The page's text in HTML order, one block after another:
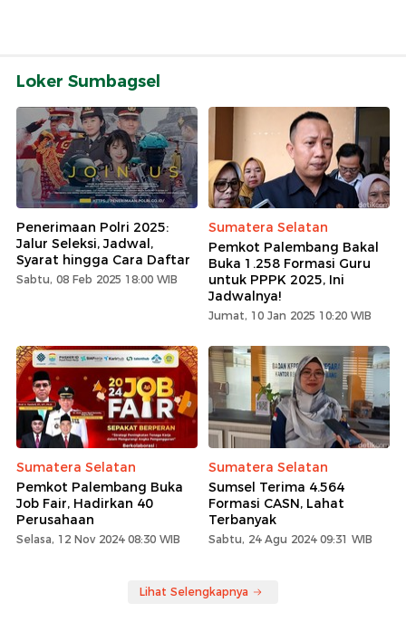
Loker Sumbagsel
Penerimaan Polri 2025:
Jalur Seleksi, Jadwal,
Syarat hingga Cara Daftar
Sabtu, 08 Feb 2025 18:00 WIB
Sumatera Selatan
Pemkot Palembang Bakal
Buka 1.258 Formasi Guru
untuk PPPK 2025, Ini
Jadwalnya!
Jumat, 10 Jan 2025 10:20 WIB
Sumatera Selatan
Pemkot Palembang Buka
Job Fair, Hadirkan 40
Perusahaan
Selasa, 12 Nov 2024 08:30 WIB
Sumatera Selatan
Sumsel Terima 4.564
Formasi CASN, Lahat
Terbanyak
Sabtu, 24 Agu 2024 09:31 WIB
Lihat Selengkapnya